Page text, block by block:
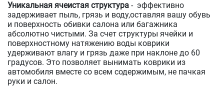
Уникальная ячеистая структура - эффективно
задерживает пыль, грязь и воду,оставляя вашу обувь
и поверхность обивки салона или багажника
абсолютно чистыми. За счет структуры ячейки и
поверхностному натяжению воды коврики
удерживают влагу и грязь даже при наклоне до 60
градусов. Это позволяет вынимать коврики из
автомобиля вместе со всем содержимым, не пачкая
руки и салон.